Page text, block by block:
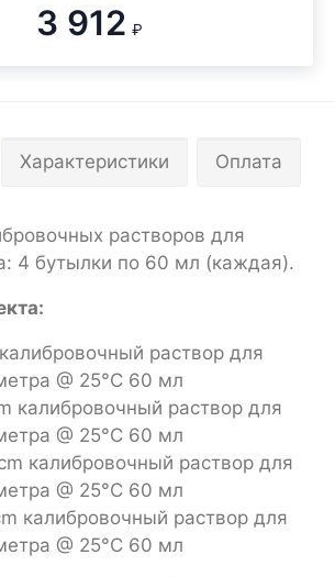
3 912 ₽
Характеристики Оплата
растворов для
4 бутылки по 60 мл (каждая).
раствор для
@ 25°C 60 мл
калибровочный раствор для
@ 25°C 60 мл
калибровочный раствор для
@ 25°C 60 мл
калибровочный раствор для
@ 25°C 60 мл